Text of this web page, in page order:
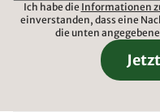
Ich habe die Informationen
einverstanden, dass eine
die unten